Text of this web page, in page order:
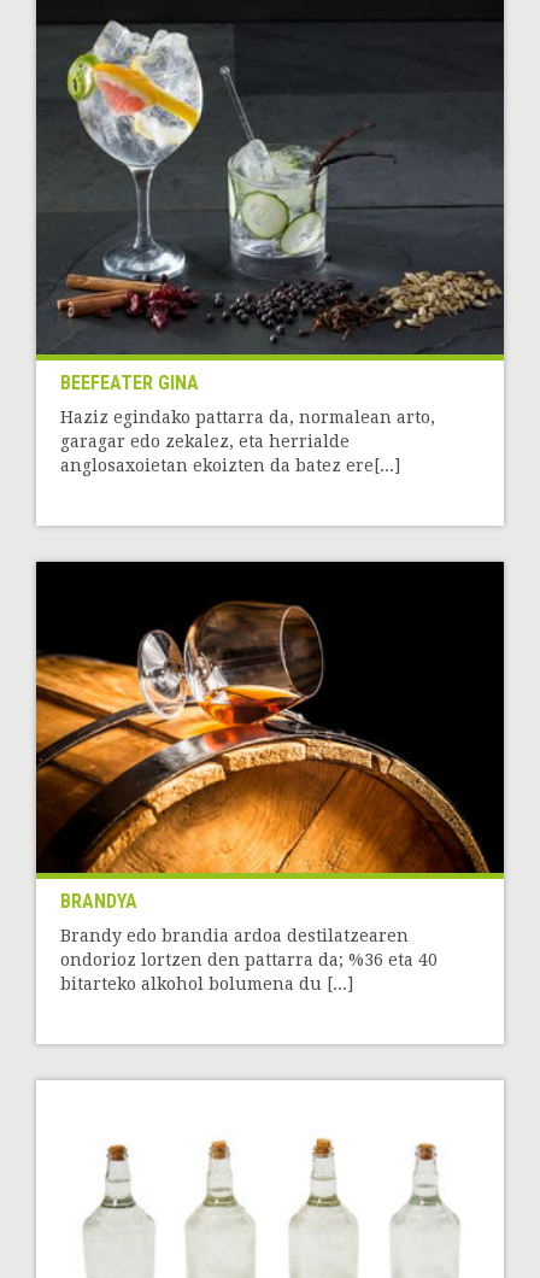
BEEFEATER GINA
Haziz egindako pattarra da, normalean arto,
garagar edo zekalez, eta herrialde
anglosaxoietan ekoizten da batez ere[...]
BRANDYA
Brandy edo brandia ardoa destilatzearen
ondorioz lortzen den pattarra da; %36 eta 40
bitarteko alkohol bolumena du [...]